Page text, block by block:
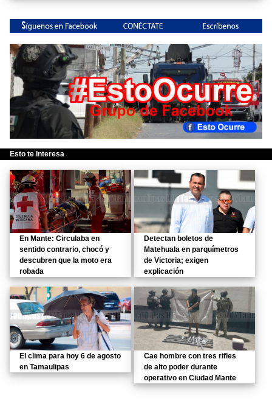
Esto te Interesa
En Mante: Circulaba en
sentido contrario, chocó y
descubren que la moto era
robada
Detectan boletos de
Matehuala en parquímetros
de Victoria; exigen
explicación
El clima para hoy 6 de agosto
en Tamaulipas
Cae hombre con tres rifles
de alto poder durante
operativo en Ciudad Mante